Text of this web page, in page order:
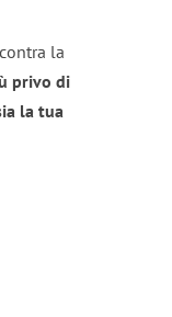
la
privo di
la tua